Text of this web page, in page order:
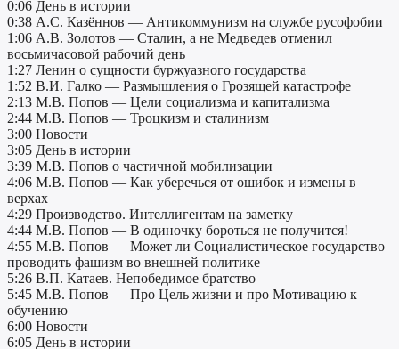
0:06 День в истории
0:38 А.С. Казённов — Антикоммунизм на службе русофобии
1:06 А.В. Золотов — Сталин, а не Медведев отменил
восьмичасовой рабочий день
1:27 Ленин о сущности буржуазного государства
1:52 В.И. Галко — Размышления о Грозящей катастрофе
2:13 М.В. Попов — Цели социализма и капитализма
2:44 М.В. Попов — Троцкизм и сталинизм
3:00 Новости
3:05 День в истории
3:39 М.В. Попов о частичной мобилизации
4:06 М.В. Попов — Как уберечься от ошибок и измены в
верхах
4:29 Производство. Интеллигентам на заметку
4:44 М.В. Попов — В одиночку бороться не получится!
4:55 М.В. Попов — Может ли Социалистическое государство
проводить фашизм во внешней политике
5:26 В.П. Катаев. Непобедимое братство
5:45 М.В. Попов — Про Цель жизни и про Мотивацию к
обучению
6:00 Новости
6:05 День в истории